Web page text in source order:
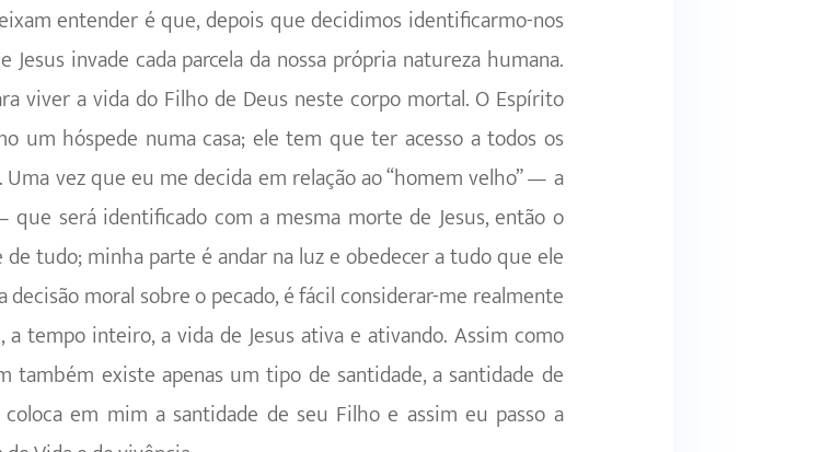
entender é que, depois que decidimos identificarmo-nos
invade cada parcela da nossa própria natureza humana.
viver a vida do Filho de Deus neste corpo mortal. O Espírito
um hóspede numa casa; ele tem que ter acesso a todos os
vez que eu me decida em relação ao “homem velho” — a
será identificado com a mesma morte de Jesus, então o
tudo; minha parte é andar na luz e obedecer a tudo que ele
moral sobre o pecado, é fácil considerar-me realmente
tempo inteiro, a vida de Jesus ativa e ativando. Assim como
também existe apenas um tipo de santidade, a santidade de
em mim a santidade de seu Filho e assim eu passo a